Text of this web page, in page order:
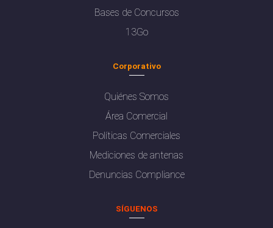
Bases de Concursos
13Go
Corporativo
Quiénes Somos
Área Comercial
Políticas Comerciales
Mediciones de antenas
Denuncias Compliance
SÍGUENOS